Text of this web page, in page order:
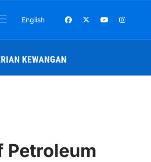
Pilih bahasa anda
English
Petroleum